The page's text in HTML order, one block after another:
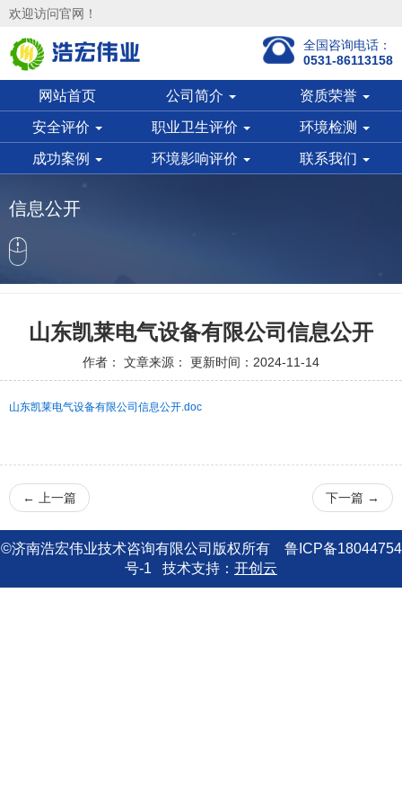
欢迎访问官网！
全国咨询电话：
0531-86113158
网站首页 公司简介 资质荣誉
安全评价 职业卫生评价 环境检测
成功案例 环境影响评价 联系我们
信息公开
山东凯莱电气设备有限公司信息公开
作者： 文章来源： 更新时间：2024-11-14
山东凯莱电气设备有限公司信息公开.doc
← 上一篇 下一篇 →
©济南浩宏伟业技术咨询有限公司版权所有 鲁ICP备18044754
号-1 技术支持： 开创云